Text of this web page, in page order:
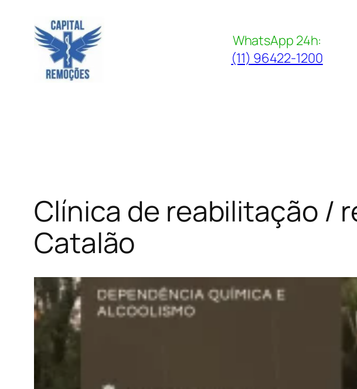
conteúdo
WhatsApp 24h:
(11) 96422-1200
Clínica de reabilitação /
Catalão